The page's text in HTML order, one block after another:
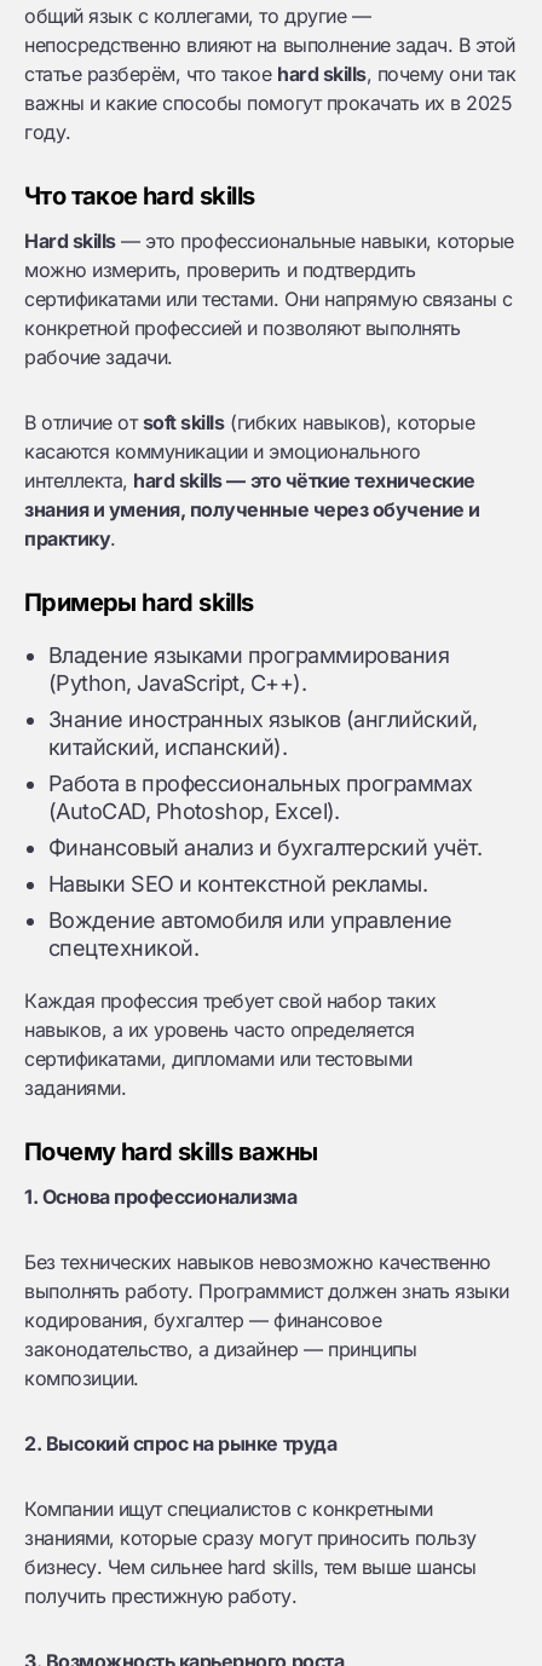
общий язык с коллегами, то другие —
непосредственно влияют на выполнение задач. В этой
статье разберём, что такое hard skills, почему они так
важны и какие способы помогут прокачать их в 2025
году.
Что такое hard skills
Hard skills— это профессиональные навыки, которые
можно измерить, проверить и подтвердить
сертификатами или тестами. Они напрямую связаны с
конкретной профессией и позволяют выполнять
рабочие задачи.
В отличие отsoft skills(гибких навыков), которые
касаются коммуникации и эмоционального
интеллекта, hard skills — это чёткие технические
знания и умения, полученные через обучение и
практику.
Примеры hard skills
Владение языками программирования
(Python, JavaScript, C++).
Знание иностранных языков (английский,
китайский, испанский).
Работа в профессиональных программах
(AutoCAD, Photoshop, Excel).
Финансовый анализ и бухгалтерский учёт.
Навыки SEO и контекстной рекламы.
Вождение автомобиля или управление
спецтехникой.
Каждая профессия требует свой набор таких
навыков, а их уровень часто определяется
сертификатами, дипломами или тестовыми
заданиями.
Почему hard skills важны
1. Основа профессионализма
Без технических навыков невозможно качественно
выполнять работу. Программист должен знать языки
кодирования, бухгалтер — финансовое
законодательство, а дизайнер — принципы
композиции.
2. Высокий спрос на рынке труда
Компании ищут специалистов с конкретными
знаниями, которые сразу могут приносить пользу
бизнесу. Чем сильнее hard skills, тем выше шансы
получить престижную работу.
3. Возможность карьерного роста